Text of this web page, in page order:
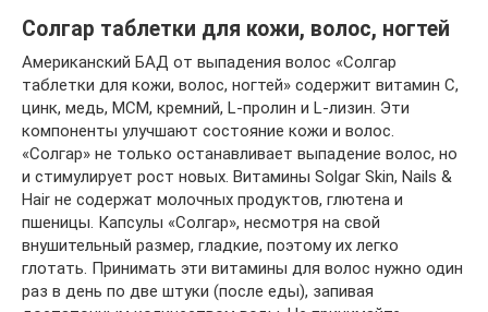
Солгар таблетки для кожи, волос, ногтей
Американский БАД от выпадения волос «Солгар
таблетки для кожи, волос, ногтей» содержит витамин С,
цинк, медь, МСМ, кремний, L-пролин и L-лизин. Эти
компоненты улучшают состояние кожи и волос.
«Солгар» не только останавливает выпадение волос, но
и стимулирует рост новых. Витамины Solgar Skin, Nails &
Hair не содержат молочных продуктов, глютена и
пшеницы. Капсулы «Солгар», несмотря на свой
внушительный размер, гладкие, поэтому их легко
глотать. Принимать эти витамины для волос нужно один
раз в день по две штуки (после еды), запивая